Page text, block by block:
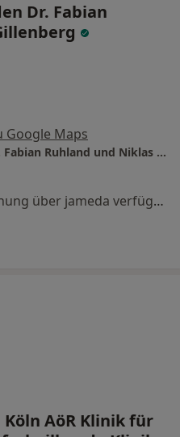
Dr. Fabian
Google Maps
Zahnarzt Praxis Weiden Dr. Fabian Ruhland und Niklas Gillenberg
Keine Online-Terminbuchung über jameda verfügbar
AöR Klinik für